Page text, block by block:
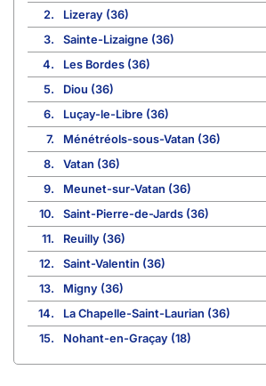
2.
Lizeray (36)
3.
Sainte-Lizaigne (36)
4.
Les Bordes (36)
5.
Diou (36)
6.
Luçay-le-Libre (36)
7.
Ménétréols-sous-Vatan (36)
8.
Vatan (36)
9.
Meunet-sur-Vatan (36)
10.
Saint-Pierre-de-Jards (36)
11.
Reuilly (36)
12.
Saint-Valentin (36)
13.
Migny (36)
14.
La Chapelle-Saint-Laurian (36)
15.
Nohant-en-Graçay (18)